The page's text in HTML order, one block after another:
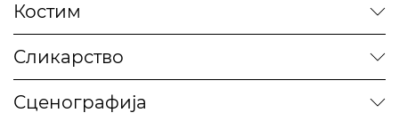
Костим
Сликарство
Сценографија